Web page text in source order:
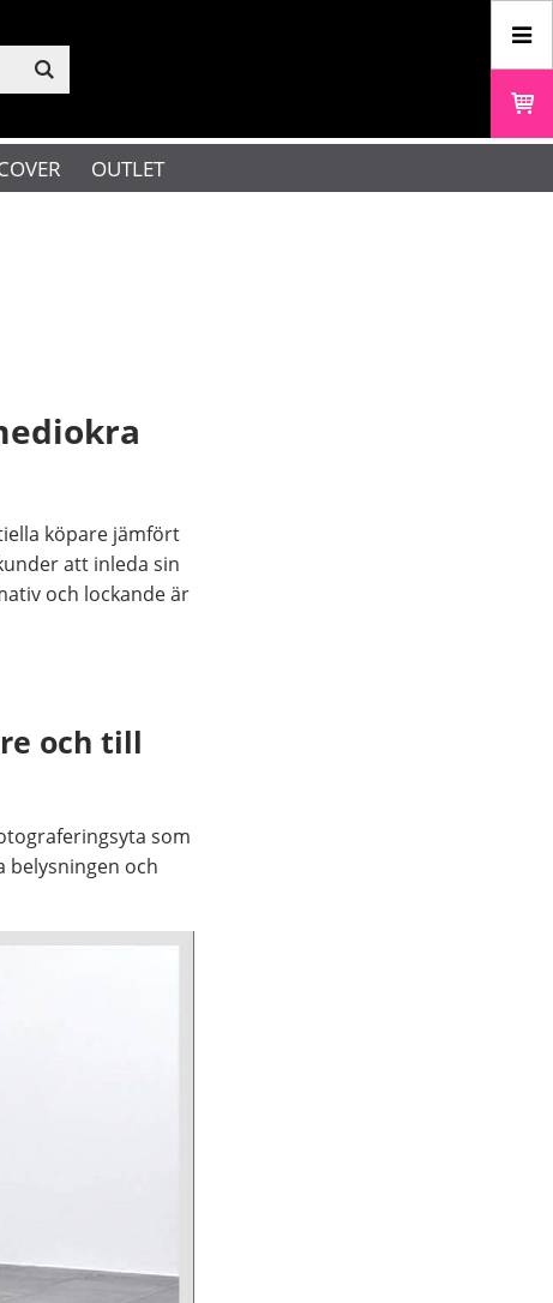
OUTLET
köpare jämfört
att inleda sin
och lockande är
och till
som
belysningen och